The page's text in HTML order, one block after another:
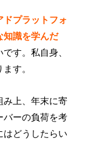
ドプラットフォ
知識を学んだ
す。私自身、
す。
み上、年末に寄
バーの負荷を考
はどうしたらい